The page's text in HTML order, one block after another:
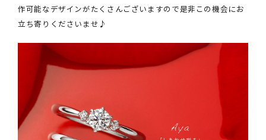
作可能なデザインがたくさんございますので是非この機会にお
立ち寄りくださいませ♪